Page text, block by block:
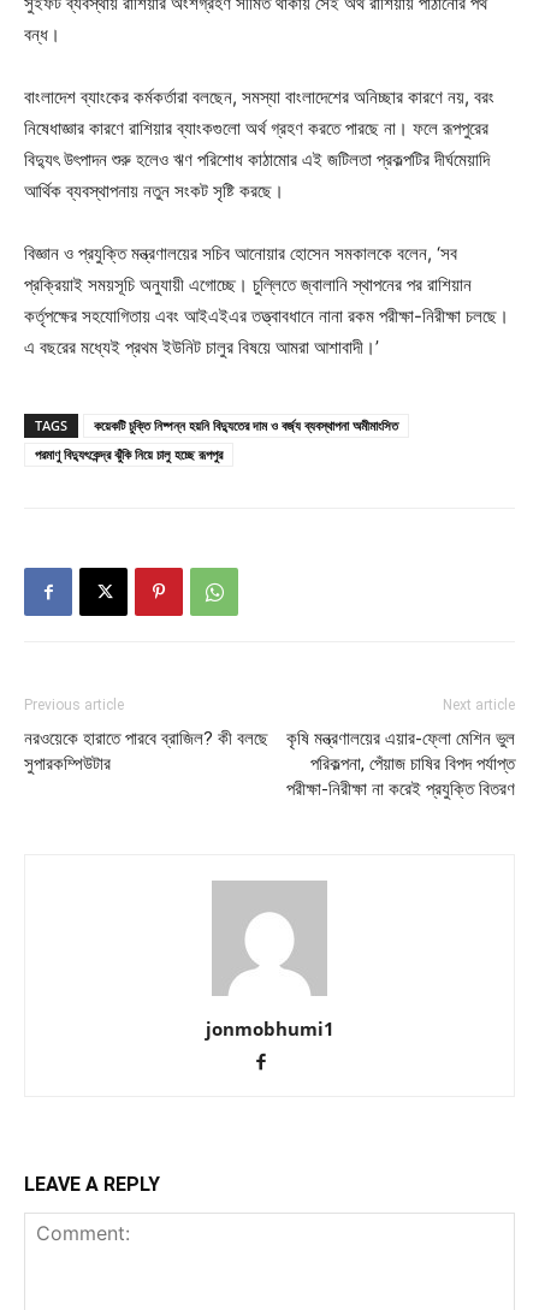
বন্ধ।
বাংলাদেশ ব্যাংকের কর্মকর্তারা বলছেন, সমস্যা বাংলাদেশের অনিচ্ছার কারণে নয়, বরং
নিষেধাজ্ঞার কারণে রাশিয়ার ব্যাংকগুলো অর্থ গ্রহণ করতে পারছে না। ফলে রূপপুরের
বিদ্যুৎ উৎপাদন শুরু হলেও ঋণ পরিশোধ কাঠামোর এই জটিলতা প্রকল্পটির দীর্ঘমেয়াদি
আর্থিক ব্যবস্থাপনায় নতুন সংকট সৃষ্টি করছে।
বিজ্ঞান ও প্রযুক্তি মন্ত্রণালয়ের সচিব আনোয়ার হোসেন সমকালকে বলেন, ‘সব
প্রক্রিয়াই সময়সূচি অনুযায়ী এগোচ্ছে। চুল্লিতে জ্বালানি স্থাপনের পর রাশিয়ান
কর্তৃপক্ষের সহযোগিতায় এবং আইএইএর তত্ত্বাবধানে নানা রকম পরীক্ষা-নিরীক্ষা চলছে।
এ বছরের মধ্যেই প্রথম ইউনিট চালুর বিষয়ে আমরা আশাবাদী।’
TAGS
কয়েকটি চুক্তি নিষ্পন্ন হয়নি বিদ্যুতের দাম ও বর্জ্য ব্যবস্থাপনা অমীমাংসিত
পরমাণু বিদ্যুৎকেন্দ্র ঝুঁকি নিয়ে চালু হচ্ছে রূপপুর
Previous article
নরওয়েকে হারাতে পারবে ব্রাজিল? কী বলছে
সুপারকম্পিউটার
Next article
কৃষি মন্ত্রণালয়ের এয়ার-ফ্লো মেশিন ভুল
পরিকল্পনা, পেঁয়াজ চাষির বিপদ পর্যাপ্ত
পরীক্ষা-নিরীক্ষা না করেই প্রযুক্তি বিতরণ
jonmobhumi1
LEAVE A REPLY